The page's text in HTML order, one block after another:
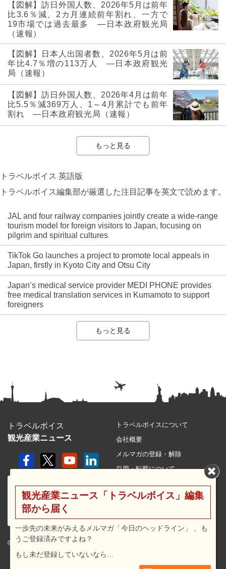
【図解】訪日外国人数、2026年5月は前年
比3.6％減、2カ月連続前年割れ、一方で
19市場では過去最多 ―日本政府観光局
（速報）
【図解】日本人出国者数、2026年5月は前
年比4.7％増の113万人 ―日本政府観光
局（速報）
【図解】訪日外国人数、2026年4月は前年
比5.5％減369万人、1～4月累計でも前年
割れ ―日本政府観光局（速報）
もっと見る
トラベルボイス 英語版
トラベルボイス編集部が厳選した注目記事を英文で読めます。
JAL and four railway companies jointly create a wide-range
tourism model for foreign visitors to Japan, focusing on
pilgrim and spiritual cultures
TikTok Go launches a project to promote local appeals in
Japan, firstly in Kyoto City and Otsu City
Japan’s medical service provider MEDI PHONE provides
free medical translation services in Kumamoto to support
foreigners
もっと見る
トラベルボイス
観光産業ニュース
© 2026 travel voice.
トラベルボイスについて
会社概要
メルマガの登録・解除
引用・転載について
利用規約
広告メニュー・料金
観光産業ニュース「トラベルボイス」編集
部から届く
一歩先の未来がみえるメルマガ「今日のヘッドライン」 、も
うご登録済みですよね？
もし未だ登録していないなら…